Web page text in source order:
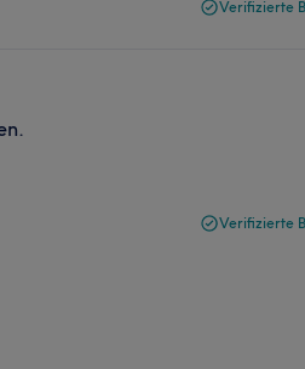
Verifizierte
Verifizierte